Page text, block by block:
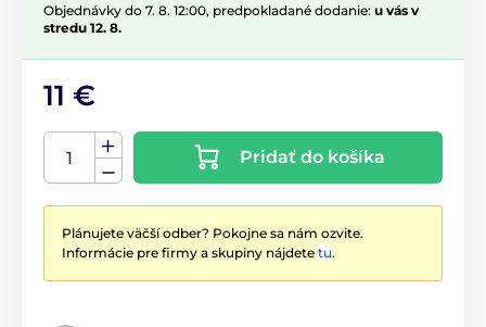
Objednávky do 7. 8. 12:00, predpokladané dodanie: u vás v
stredu 12. 8.
11 €
Pridať do košíka
Plánujete väčší odber? Pokojne sa nám ozvite.
Informácie pre firmy a skupiny nájdete tu.